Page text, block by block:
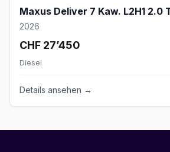
Maxus Deliver 7 Kaw. L2H1 2.0
2026
CHF 27’450
Diesel
Details ansehen →